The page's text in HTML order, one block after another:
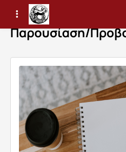
Παρουσίαση/